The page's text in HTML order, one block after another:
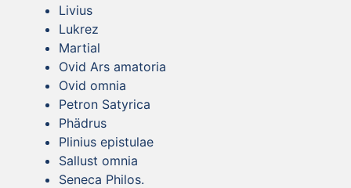
Livius
Lukrez
Martial
Ovid Ars amatoria
Ovid omnia
Petron Satyrica
Phädrus
Plinius epistulae
Sallust omnia
Seneca Philos.